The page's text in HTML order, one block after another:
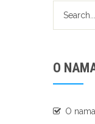
O
O nama